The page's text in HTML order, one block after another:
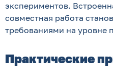
экспериментов.
совместная работа
требованиями на уровне
Практические